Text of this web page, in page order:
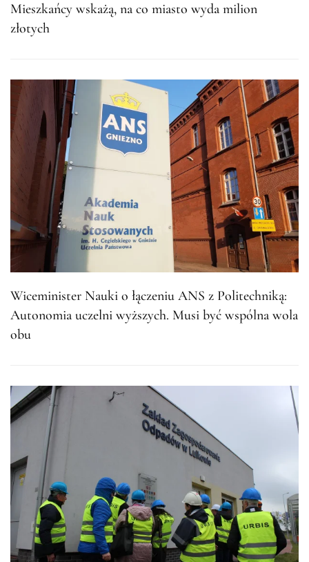
Mieszkańcy wskażą, na co miasto wyda milion
złotych
Wiceminister Nauki o łączeniu ANS z Politechniką:
Autonomia uczelni wyższych. Musi być wspólna wola
obu